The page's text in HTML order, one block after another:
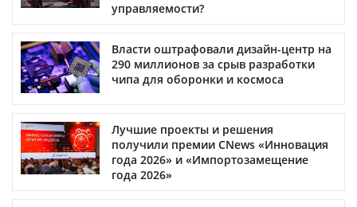
управляемости?
Власти оштрафовали дизайн-центр на
290 миллионов за срыв разработки
чипа для оборонки и космоса
Лучшие проекты и решения
получили премии CNews «Инновация
года 2026» и «Импортозамещение
года 2026»